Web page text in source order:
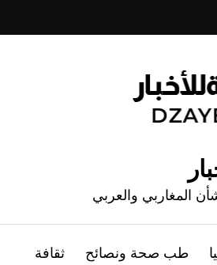
المغاربي والعربي
طب صحة ونصائح ثقافة